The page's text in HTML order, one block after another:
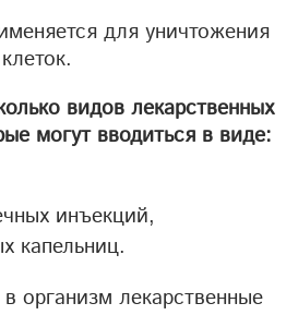
для уничтожения
видов лекарственных
могут вводиться в виде:
инъекций,
капельниц.
организм лекарственные